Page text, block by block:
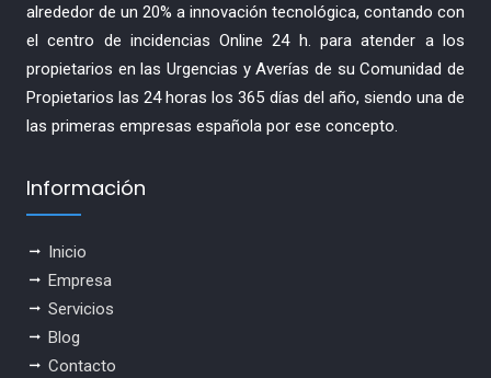
alrededor de un 20% a innovación tecnológica, contando con
el centro de incidencias Online 24 h. para atender a los
propietarios en las Urgencias y Averías de su Comunidad de
Propietarios las 24 horas los 365 días del año, siendo una de
las primeras empresas española por ese concepto.
Información
Inicio
Empresa
Servicios
Blog
Contacto